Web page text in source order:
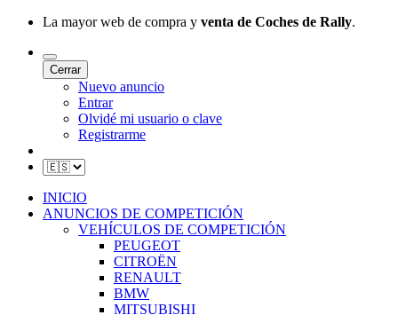
La mayor web de compra y venta de Coches de Rally.
Cerrar
Nuevo anuncio
Entrar
Olvidé mi usuario o clave
Registrarme
INICIO
ANUNCIOS DE COMPETICIÓN
VEHÍCULOS DE COMPETICIÓN
PEUGEOT
CITROËN
RENAULT
BMW
MITSUBISHI